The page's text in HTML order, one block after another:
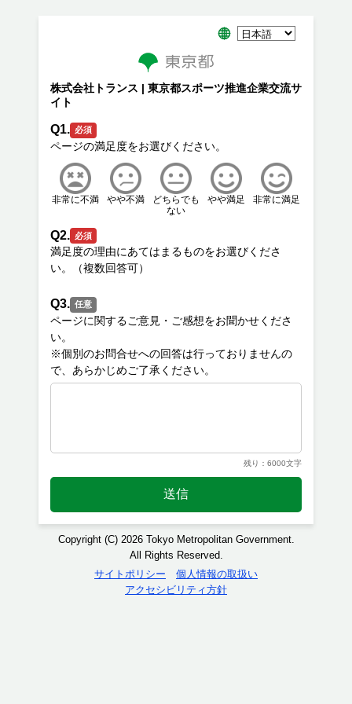
株式会社トランス | 東京都スポーツ推進企業交流サ
イト
Q1. 必須
非常に不満 やや不満
どちらでも
ない
やや満足 非常に満足
Q2. 必須
満足度の理由にあてはまるものをお選びくださ
Q3. 任意
ページに関するご意見・ご感想をお聞かせくださ
い。
※個別のお問合せへの回答は行っておりませんの
残り：6000文字
送信
Copyright (C) 2026 Tokyo Metropolitan Government.
All Rights Reserved.
サイトポリシー
個人情報の取扱い
アクセシビリティ方針